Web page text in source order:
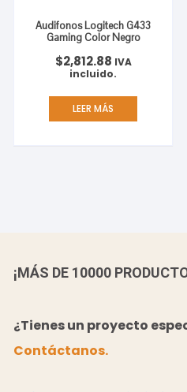
Audifonos Logitech G433
Gaming Color Negro
$2,812.88 IVA
incluido.
LEER MÁS
¡MÁS DE 10000
¿Tienes un proyecto
Contáctanos.